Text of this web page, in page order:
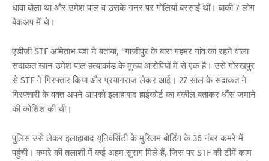
धावा बोला था और उमेश पाल व उसके गनर पर गोलियां बरसाईं थीं। बाकी 7 लोग
बैकअप में थे।
एडीजी STF अमिताभ यश ने बताया, ''गाजीपुर के बारा गहमर गांव का रहने वाला
सदाकत खान उमेश पाल हत्याकांड के मुख्य आरोपियों में से एक है। उसे गोरखपुर
से STF ने गिरफ्तार किया और प्रयागराज लेकर आई। 27 साल के सदाकत ने
गिरफ्तारी के ‌‌‌वक्त अपने आपको इलाहाबाद हाईकोर्ट का वकील बताकर धौंस जमाने
की कोशिश की थी।
पुलिस उसे लेकर इलाहाबाद यूनिवर्सिटी के मुस्लिम बोर्डिंग के 36 नंबर कमरे में
पहुंची। कमरे की तलाशी में कई अहम सुराग मिले हैं, जिस पर STF की टीमें काम